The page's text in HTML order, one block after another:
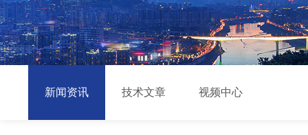
新闻资讯 技术文章 视频中心